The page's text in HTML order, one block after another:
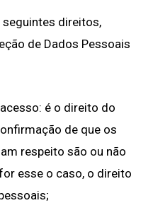
direitos,
de Dados Pessoais
é o direito do
de que os
respeito são ou não
esse o caso, o direito